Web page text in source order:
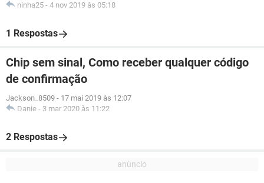
ninha25 - 4 nov 2019 às 05:18
1 Respostas
Chip sem sinal, Como receber qualquer código
de confirmação
Jackson_8509 - 17 mai 2019 às 12:07
Danie - 3 mar 2020 às 11:22
2 Respostas